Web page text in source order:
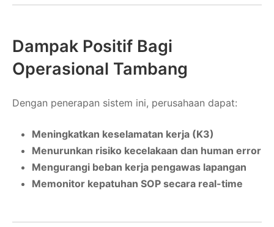
Dampak Positif Bagi
Operasional Tambang
Dengan penerapan sistem ini, perusahaan dapat:
Meningkatkan keselamatan kerja (K3)
Menurunkan risiko kecelakaan dan human error
Mengurangi beban kerja pengawas lapangan
Memonitor kepatuhan SOP secara real-time